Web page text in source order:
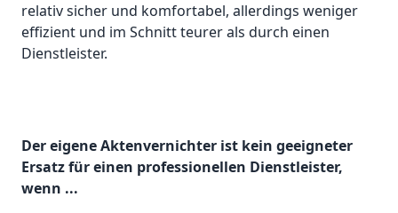
relativ sicher und komfortabel, allerdings weniger
effizient und im Schnitt teurer als durch einen
Dienstleister.
Der eigene Aktenvernichter ist kein geeigneter
Ersatz für einen professionellen Dienstleister,
wenn ...